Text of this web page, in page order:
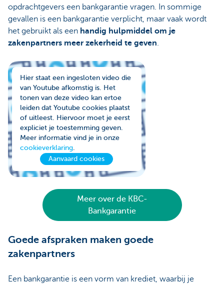
opdrachtgevers een bankgarantie vragen. In sommige
gevallen is een bankgarantie verplicht, maar vaak wordt
het gebruikt als een handig hulpmiddel om je
zakenpartners meer zekerheid te geven.
Hier staat een ingesloten video die
van Youtube afkomstig is. Het
tonen van deze video kan ertoe
leiden dat Youtube cookies plaatst
of uitleest. Hiervoor moet je eerst
expliciet je toestemming geven.
Meer informatie vind je in onze
cookieverklaring
Aanvaard cookies
Meer over de KBC-
Bankgarantie
Goede afspraken maken goede
zakenpartners
Een bankgarantie is een vorm van krediet, waarbij je